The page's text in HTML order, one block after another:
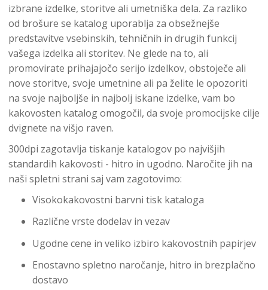
izbrane izdelke, storitve ali umetniška dela. Za razliko
od brošure se katalog uporablja za obsežnejše
predstavitve vsebinskih, tehničnih in drugih funkcij
vašega izdelka ali storitev. Ne glede na to, ali
promovirate prihajajočo serijo izdelkov, obstoječe ali
nove storitve, svoje umetnine ali pa želite le opozoriti
na svoje najboljše in najbolj iskane izdelke, vam bo
kakovosten katalog omogočil, da svoje promocijske cilje
dvignete na višjo raven.
300dpi zagotavlja tiskanje katalogov po najvišjih
standardih kakovosti - hitro in ugodno. Naročite jih na
naši spletni strani saj vam zagotovimo:
Visokokakovostni barvni tisk kataloga
Različne vrste dodelav in vezav
Ugodne cene in veliko izbiro kakovostnih papirjev
Enostavno spletno naročanje, hitro in brezplačno
dostavo